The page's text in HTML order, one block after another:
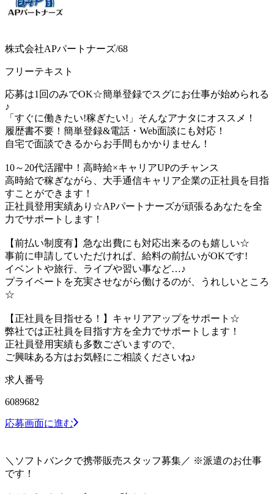
株式会社APパートナーズ/68
フリーテキスト
応募は1回のみでOK☆簡単登録でスグにお仕事が始められる
♪
「すぐに働きたい!稼ぎたい!」そんなアナタにオススメ！
履歴書不要！簡単登録&電話・Web面談にも対応！
自宅で面談できるからお手間もかかりません！
10～20代活躍中！高時給×キャリアUPのチャンス
高時給で稼ぎながら、大手通信キャリア企業の正社員を目指
すことができます！
正社員登用実績あり☆APパートナーズが頑張るあなたを全
力でサポートします！
【前払い制度有】急な出費にも対応出来るのも嬉しい☆
事前に申請していただければ、給料の前払いがOKです!
イベントや旅行、ライブや習い事など…♪
プライベートを充実させながら働けるのが、うれしいところ
☆
【正社員を目指せる！】キャリアアップをサポート☆
弊社では正社員を目指す方を全力でサポートします！
正社員登用実績も多数ございますので、
ご興味ある方はお気軽にご相談くださいね♪
求人番号
6089682
応募画面に進む
＼ソフトバンクで携帯販売スタッフ募集／ ※派遣のお仕事
です！